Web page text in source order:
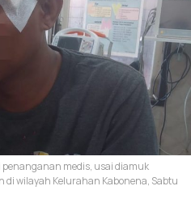
medis, usai diamuk
wilayah Kelurahan Kabonena, Sabtu